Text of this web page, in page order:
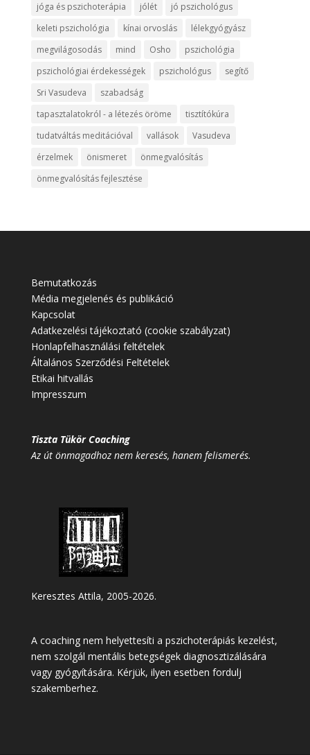
jóga és pszichoterápia
jólét
jó pszichológus
keleti pszichológia
kínai orvoslás
lélekgyógyász
megvilágosodás
mind Osho
pszichológia
pszichológiai érdekességek
pszichológus
segítő
Sri Vasudeva
szabadság
tapasztalatokról - a létezés öröme
tisztítókúra
tudatváltás meditációval
vallások
Vasudeva
érzelmek
önismeret
önmegvalósítás
önmegvalósítás fejlesztése
Bemutatkozás
Média megjelenés és publikáció
Kapcsolat
Adatkezelési tájékoztató (cookie szabályzat)
Honlapfelhasználási feltételek
Általános Szerződési Feltételek
Etikai hitvallás
Impresszum
Tiszta Tükör Coaching
Az út önmagadhoz nem keresés, hanem felismerés.
Keresztes Attila, 2005-2026.
A coaching nem helyettesíti a pszichoterápiás kezelést,
nem szolgál mentális betegségek diagnosztizálására
vagy gyógyítására. Kérjük, ilyen esetben fordulj
szakemberhez.